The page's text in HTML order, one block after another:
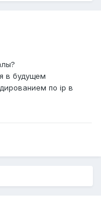
в будущем
по ip в